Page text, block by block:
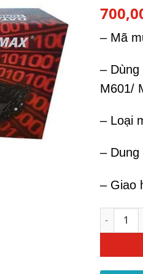
– Mã
– Dùng
M601/
– Loại
–
– Giao
Hộp